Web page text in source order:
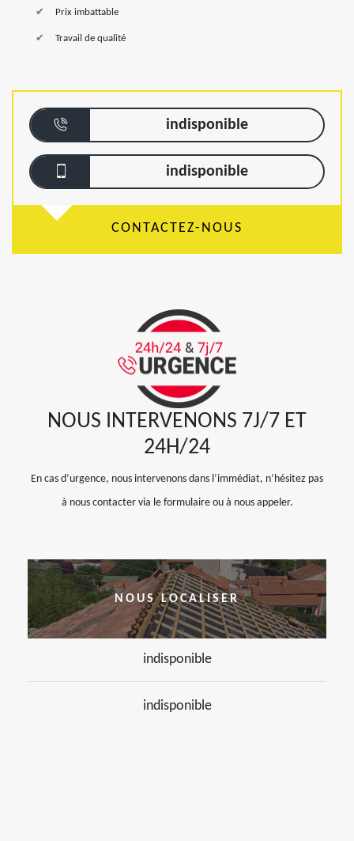
Prix imbattable
Travail de qualité
indisponible
indisponible
CONTACTEZ-NOUS
NOUS INTERVENONS 7J/7 ET
24H/24
En cas d’urgence, nous intervenons dans l’immédiat, n’hésitez pas
à nous contacter via le formulaire ou à nous appeler.
NOUS LOCALISER
indisponible
indisponible